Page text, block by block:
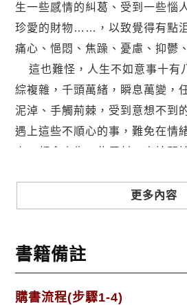
生一些感情的糾葛、受到一些惱
珍愛的財物……，以致覺得有點
痛心、悒悶、焦躁、憂慮、抑
這也難怪，人生不如意事十有
綜複雜，千頭萬緒，瞬息萬變，
泥淖、手觸荊棘，受到意想不到
遇上這些不順心的事，難免在情
別操心！如果你不幸巧遇一些
遭遇，在那些令人煩惱的事故中
下所遭逢的困擾，或是即將面臨
下來，看看作者在書中如何剖析
更多內容
書籍備註
購書流程(步驟1-4)